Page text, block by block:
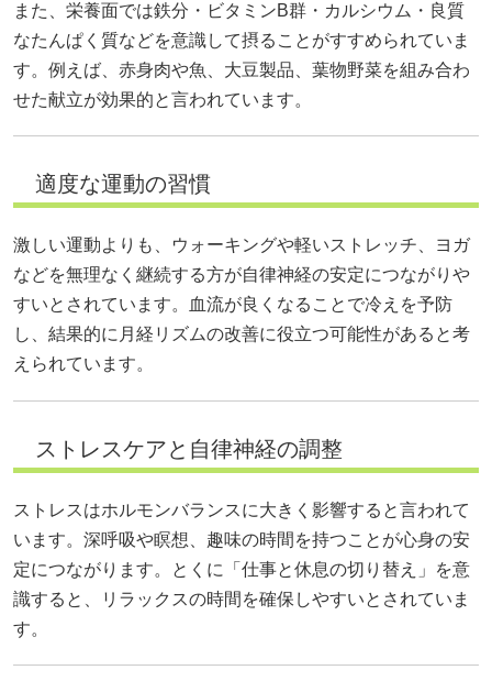
また、栄養面では鉄分・ビタミンB群・カルシウム・良質
なたんぱく質などを意識して摂ることがすすめられていま
す。例えば、赤身肉や魚、大豆製品、葉物野菜を組み合わ
せた献立が効果的と言われています。
適度な運動の習慣
激しい運動よりも、ウォーキングや軽いストレッチ、ヨガ
などを無理なく継続する方が自律神経の安定につながりや
すいとされています。血流が良くなることで冷えを予防
し、結果的に月経リズムの改善に役立つ可能性があると考
えられています。
ストレスケアと自律神経の調整
ストレスはホルモンバランスに大きく影響すると言われて
います。深呼吸や瞑想、趣味の時間を持つことが心身の安
定につながります。とくに「仕事と休息の切り替え」を意
識すると、リラックスの時間を確保しやすいとされていま
す。